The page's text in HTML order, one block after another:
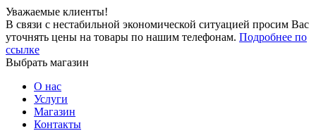
Уважаемые клиенты!
В связи с нестабильной экономической ситуацией просим Вас
уточнять цены на товары по нашим телефонам. Подробнее по
ссылке
Выбрать магазин
О нас
Услуги
Магазин
Контакты